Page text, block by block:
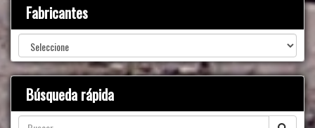
Fabricantes
Búsqueda rápida